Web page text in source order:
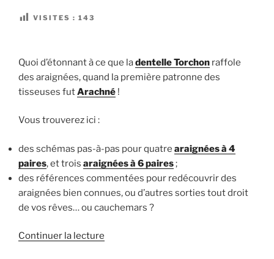
VISITES : 143
Quoi d’étonnant à ce que ladentelle Torchon raffole
des araignées, quand la première patronne des
tisseuses futArachné !
Vous trouverez ici :
des schémas pas-à-pas pour quatre araignées à 4
paires, et trois araignées à 6 paires;
des références commentées pour redécouvrir des
araignées bien connues, ou d’autres sorties tout droit
de vos rêves… ou cauchemars ?
Continuer la lecture